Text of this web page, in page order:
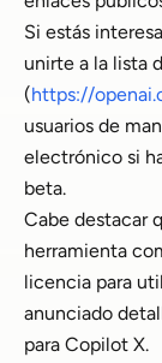
Si estás
unirte a la lista
(https://
usuarios de
electrónico si
beta.
Cabe destacar
herramienta
licencia para
anunciado
para Copilot X.